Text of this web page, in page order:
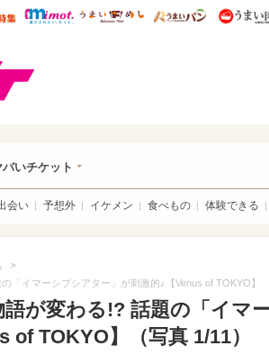
* ウレぴあ総研 ディズニー特集
mimot. うまいめし うまいパ
バいチケット
会い 予想外 イケメン 食べもの 体験できる
>
「イマーシブシアター」が刺激的♪【Venus of TOKYO】
が変わる!? 話題の「イマ
of TOKYO】（写真 1/11）